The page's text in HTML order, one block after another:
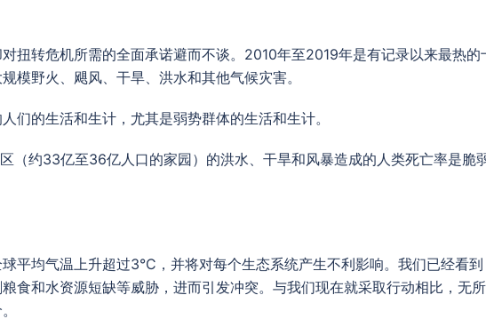
扭转危机所需的全面承诺避而不谈。2010年至2019年是有记录以来最热的
模野火、飓风、干旱、洪水和其他气候灾害。
们的生活和生计，尤其是弱势群体的生活和生计。
（约33亿至36亿人口的家园）的洪水、干旱和风暴造成的人类死亡率是脆
平均气温上升超过3°C，并将对每个生态系统产生不利影响。我们已经看
食和水资源短缺等威胁，进而引发冲突。与我们现在就采取行动相比，无所